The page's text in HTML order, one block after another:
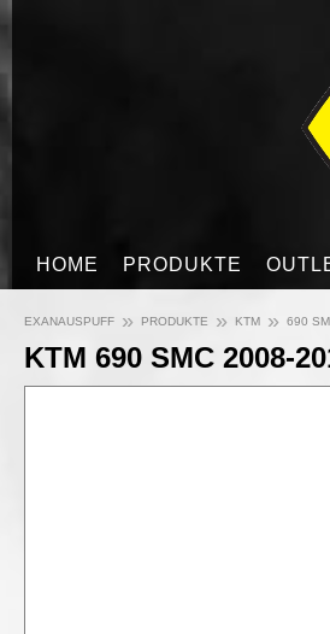
HOME PRODUKTE
EXANAUSPUFF » PRODUKTE » KTM » 690
KTM 690 SMC 2008-